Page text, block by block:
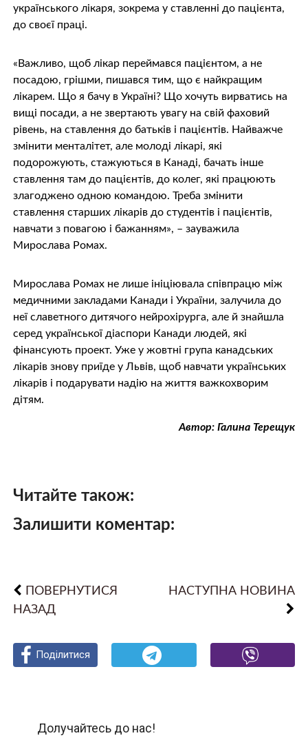
українського лікаря, зокрема у ставленні до пацієнта,
до своєї праці.
«Важливо, щоб лікар переймався пацієнтом, а не
посадою, грішми, пишався тим, що є найкращим
лікарем. Що я бачу в Україні? Що хочуть вирватись на
вищі посади, а не звертають увагу на свій фаховий
рівень, на ставлення до батьків і пацієнтів. Найважче
змінити менталітет, але молоді лікарі, які
подорожують, стажуються в Канаді, бачать інше
ставлення там до пацієнтів, до колег, які працюють
злагоджено одною командою. Треба змінити
ставлення старших лікарів до студентів і пацієнтів,
навчати з повагою і бажанням», – зауважила
Мирослава Ромах.
Мирослава Ромах не лише ініціювала співпрацю між
медичними закладами Канади і України, залучила до
неї славетного дитячого нейрохірурга, але й знайшла
серед української діаспори Канади людей, які
фінансують проект. Уже у жовтні група канадських
лікарів знову приїде у Львів, щоб навчати українських
лікарів і подарувати надію на життя важкохворим
дітям.
Автор: Галина Терещук
Читайте також:
Залишити коментар:
ПОВЕРНУТИСЯ
НАЗАД
НАСТУПНА НОВИНА
Поділитися
Поділитися
Поділитися
Долучайтесь до нас!